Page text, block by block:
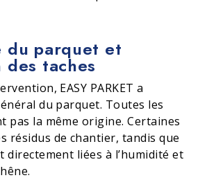
du parquet et
taches
EASY PARKET a
du parquet. Toutes les
pas la même origine. Certaines
résidus de chantier, tandis que
directement liées à l’humidité et